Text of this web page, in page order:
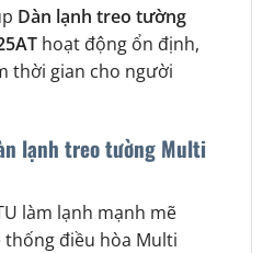
Dàn lạnh treo tường
hoạt động ổn định,
thời gian cho người
lạnh treo tường Multi
làm lạnh mạnh mẽ
điều hòa Multi